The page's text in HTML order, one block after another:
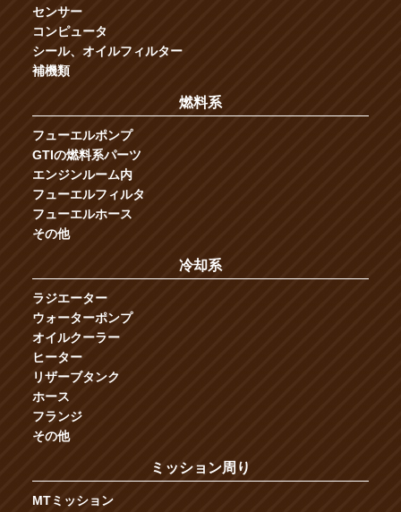
センサー
コンピュータ
シール、オイルフィルター
補機類
燃料系
フューエルポンプ
GTIの燃料系パーツ
エンジンルーム内
フューエルフィルタ
フューエルホース
その他
冷却系
ラジエーター
ウォーターポンプ
オイルクーラー
ヒーター
リザーブタンク
ホース
フランジ
その他
ミッション周り
MTミッション